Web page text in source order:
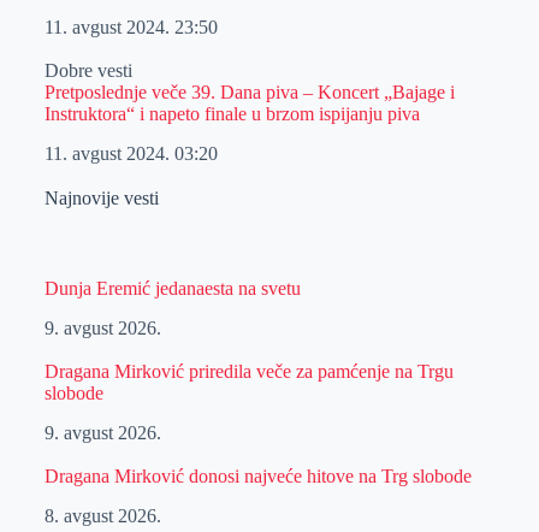
11. avgust 2024. 23:50
Dobre vesti
Pretposlednje veče 39. Dana piva – Koncert „Bajage i
Instruktora“ i napeto finale u brzom ispijanju piva
11. avgust 2024. 03:20
Najnovije vesti
Dunja Eremić jedanaesta na svetu
9. avgust 2026.
Dragana Mirković priredila veče za pamćenje na Trgu
slobode
9. avgust 2026.
Dragana Mirković donosi najveće hitove na Trg slobode
8. avgust 2026.